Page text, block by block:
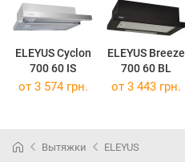
ELEYUS Cyclon
700 60 IS
ELEYUS Breeze
700 60 BL
от 3 574 грн. от 3 443 грн.
Вытяжки ELEYUS